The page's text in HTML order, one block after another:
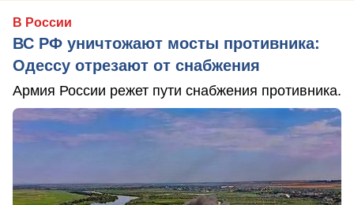
В России
ВС РФ уничтожают мосты противника:
Одессу отрезают от снабжения
Армия России режет пути снабжения противника.